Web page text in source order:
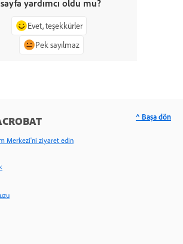
yardımcı oldu mu?
Evet, teşekkürler
Pek sayılmaz
Merkezi'ni ziyaret edin
^ Başa dön